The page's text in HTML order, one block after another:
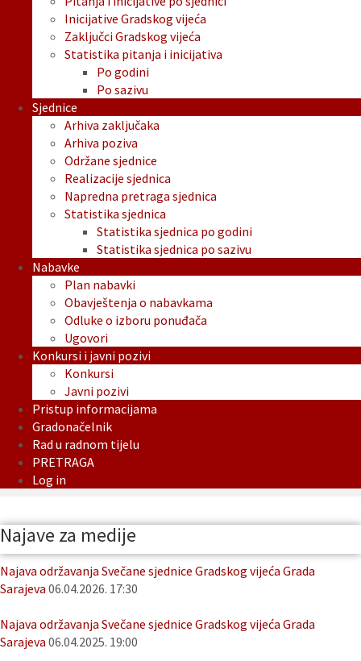
Inicijative Gradskog vijeća
Zaključci Gradskog vijeća
Statistika pitanja i inicijativa
Po godini
Po sazivu
Sjednice
Arhiva zaključaka
Arhiva poziva
Održane sjednice
Realizacije sjednica
Napredna pretraga sjednica
Statistika sjednica
Statistika sjednica po godini
Statistika sjednica po sazivu
Nabavke
Plan nabavki
Obavještenja o nabavkama
Odluke o izboru ponuđača
Ugovori
Konkursi i javni pozivi
Konkursi
Javni pozivi
Pristup informacijama
Gradonačelnik
Rad u radnom tijelu
PRETRAGA
Log in
Najave za medije
Najava održavanja Svečane sjednice Gradskog vijeća Grada
Sarajeva 06.04.2026. 17:30
Najava održavanja Svečane sjednice Gradskog vijeća Grada
Sarajeva 06.04.2025. 19:00